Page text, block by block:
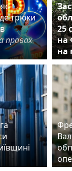
трюки
правах
25
на
на